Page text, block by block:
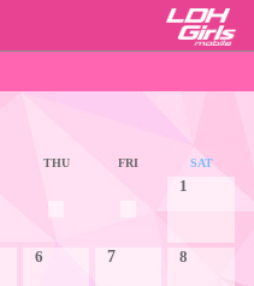
THU FRI SAT
1
6 7 8